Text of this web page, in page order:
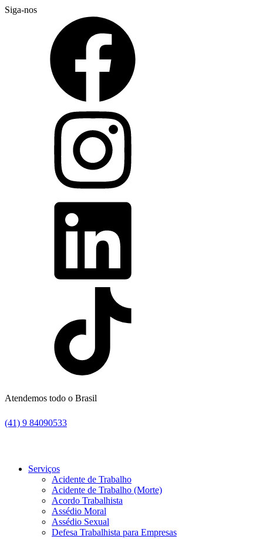
Siga-nos
Atendemos todo o Brasil
(41) 9 84090533
Serviços
Acidente de Trabalho
Acidente de Trabalho (Morte)
Acordo Trabalhista
Assédio Moral
Assédio Sexual
Defesa Trabalhista para Empresas